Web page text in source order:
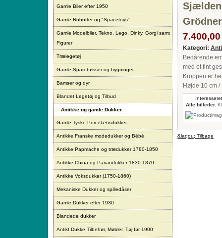
Gamle Biler efter 1950
Gamle Robotter og "Spacetoys"
Gamle Modelbiler, Tekno, Lego, Dinky, Gorgi samt
Figurer
Trælegetøj
Gamle Sparebøsser og bygninger
Bamser og dyr
Blandet Legetøj og Tilbud
Antikke og gamle Dukker
Gamle Tyske Porcelænsdukker
Antikke Franske modedukker og Bébé
Antikke Papmache og trædukker 1780-1850
Antikke China og Pariandukker 1830-1870
Antikke Voksdukker (1750-1860)
Mekaniske Dukker og spilledåser
Gamle Dukker efter 1930
Blandede dukker
Antikt Dukke Tilbehør, Møbler, Tøj før 1900
Kategori:
Bedårende
med et fint
Kroppen er
Højde 10 cm
Alle billeder.
&laqou; Tilbage